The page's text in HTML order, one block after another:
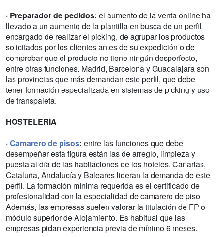
· Preparador de pedidos: el aumento de la venta online ha
llevado a un aumento de la plantilla en busca de un perfil
encargado de realizar el picking, de agrupar los productos
solicitados por los clientes antes de su expedición o de
comprobar que el producto no tiene ningún desperfecto,
entre otras funciones. Madrid, Barcelona y Guadalajara son
las provincias que más demandan este perfil, que debe
tener formación especializada en sistemas de picking y uso
de transpaleta.
HOSTELERÍA
·Camarero de pisos: entre las funciones que debe
desempeñar esta figura están las de arreglo, limpieza y
puesta al día de las habitaciones de los hoteles. Canarias,
Cataluña, Andalucía y Baleares lideran la demanda de este
perfil. La formación mínima requerida es el certificado de
profesionalidad con la especialidad de camarero de piso.
Además, las empresas suelen valorar la titulación de FP o
módulo superior de Alojamiento. Es habitual que las
empresas pidan experiencia previa de mínimo 6 meses.